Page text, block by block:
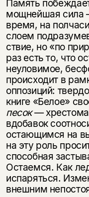
Память
мощнейшая сила
время, на
слоем
ствие, но «по
раз есть то, что
неуло­вимое,
происходит в
оппозиций:
книге «Белое»
песок—
вдоба­вок
остающимся на
на эту роль
способная
Остаемся. Как
испаряться.
внешним